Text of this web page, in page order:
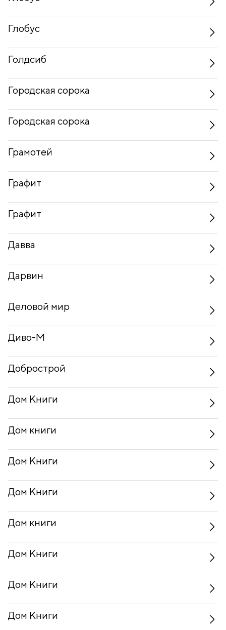
Глобус
Голдсиб
Городская сорока
Городская сорока
Грамотей
Графит
Графит
Давва
Дарвин
Деловой мир
Диво-М
Добрострой
Дом Книги
Дом книги
Дом Книги
Дом Книги
Дом книги
Дом Книги
Дом Книги
Дом Книги